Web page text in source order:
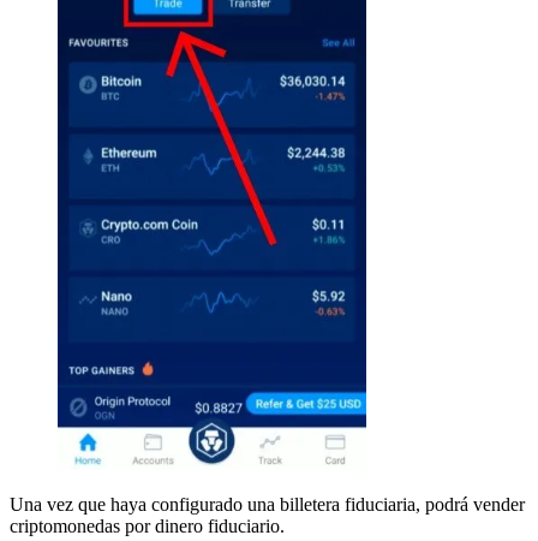
Una vez que haya configurado una billetera fiduciaria, podrá vender
criptomonedas por dinero fiduciario.